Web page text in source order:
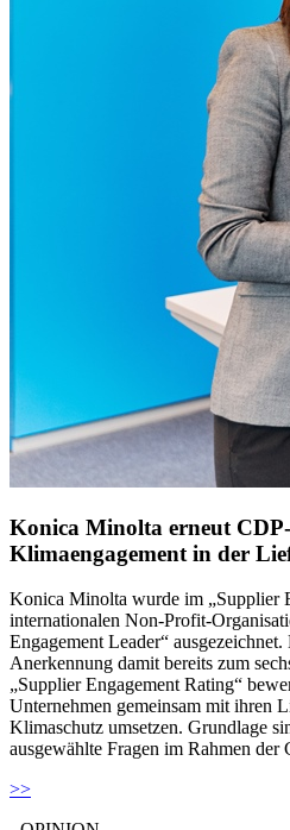
Konica Minolta erneut
Klimaengagement in der
Konica Minolta wurde im „Supplier
internationalen Non-Profit-
Engagement Leader“
Anerkennung damit bereits zum
„Supplier Engagement Rating“
Unternehmen gemeinsam mit ihren
Klimaschutz umsetzen. Grundlage
ausgewählte Fragen im Rahmen der
>>